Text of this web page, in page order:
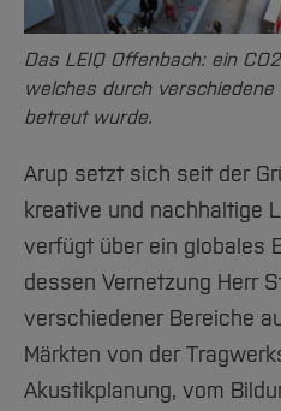
Arbeiten im FB G
Forschung und
International
Team
Studiengänge
Studieninteressierte
Aktuelles
Studium
Fachgruppen
International
Team
Service
Amtliche
Notfall-Infos
BO Shop
Familiengerechte
Gleichstellung
Wahlen
Hochschulbibliothek
International Office
qed-Stiftung
Zentrale
Das LEIQ Offenbach: ein
welches durch
betreut wurde.
Arup setzt sich seit der
kreative und nachhaltige
verfügt über ein globales
dessen Vernetzung Herr
verschiedener Bereiche
Märkten von der
Akustikplanung, vom